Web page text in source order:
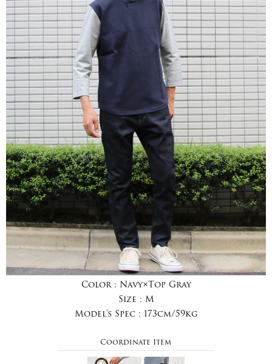
Color : Navy×Top Gray
Size : M
Model's Spec : 173cm/59kg
Coordinate Item